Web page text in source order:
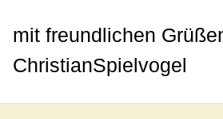
mit freundlichen
ChristianSpielvogel